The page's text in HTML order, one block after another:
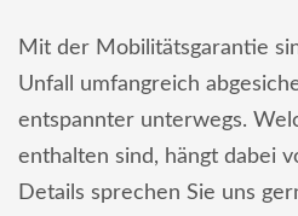
Mit der Mobilitätsgarantie
Unfall umfangreich
entspannter unterwegs.
enthalten sind, hängt dabei
Details sprechen Sie uns